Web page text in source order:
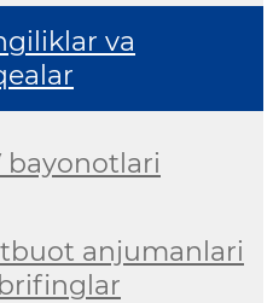
va
bayonotlari
anjumanlari